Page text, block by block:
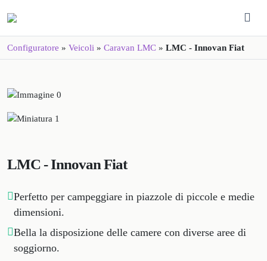
Configuratore » Veicoli » Caravan LMC » LMC - Innovan Fiat
LMC - Innovan Fiat
Perfetto per campeggiare in piazzole di piccole e medie
dimensioni.
Bella la disposizione delle camere con diverse aree di
soggiorno.